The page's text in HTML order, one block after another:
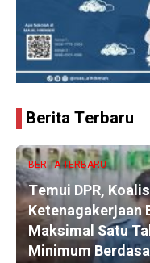
Berita Terbaru
BERITA TERBARU
Temui DPR,
Ketenagakerjaan
Maksimal Satu
Minimum